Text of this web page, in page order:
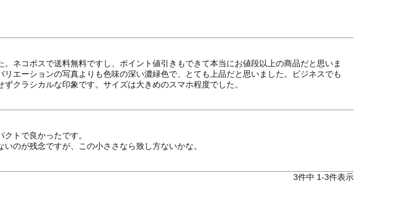
。ネコポスで送料無料ですし、ポイント値引きもできて本当にお値段以上の商品だと思いま
リエーションの写真よりも色味の深い濃緑色で、とても上品だと思いました。ビジネスでも
ずクラシカルな印象です。サイズは大きめのスマホ程度でした。
トで良かったです。
いのが残念ですが、この小ささなら致し方ないかな。
3件中 1-3件表示